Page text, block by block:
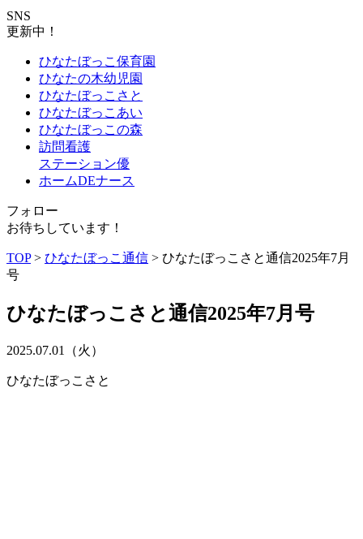
SNS
更新中！
ひなたぼっこ保育園
ひなたの木幼児園
ひなたぼっこさと
ひなたぼっこあい
ひなたぼっこの森
訪問看護
ステーション優
ホームDEナース
フォロー
お待ちしています！
TOP> ひなたぼっこ通信 > ひなたぼっこさと通信2025年7月
号
ひなたぼっこさと通信2025年7月号
2025.07.01（火）
ひなたぼっこさと